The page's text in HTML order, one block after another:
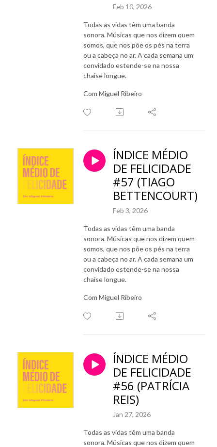
Feb 10, 2026
Todas as vidas têm uma banda
sonora. Músicas que nos dizem quem
somos, que nos põe os pés na terra
ou a cabeça no ar. A cada semana um
convidado estende-se na nossa
chaise longue.
Com Miguel Ribeiro
ÍNDICE MÉDIO
DE FELICIDADE
#57 (TIAGO
BETTENCOURT)
Feb 3, 2026
Todas as vidas têm uma banda
sonora. Músicas que nos dizem quem
somos, que nos põe os pés na terra
ou a cabeça no ar. A cada semana um
convidado estende-se na nossa
chaise longue.
Com Miguel Ribeiro
ÍNDICE MÉDIO
DE FELICIDADE
#56 (PATRÍCIA
REIS)
Jan 27, 2026
Todas as vidas têm uma banda
sonora. Músicas que nos dizem quem